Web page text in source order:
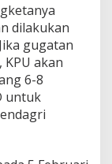
dilakukan
gugatan
akan
6-8
untuk